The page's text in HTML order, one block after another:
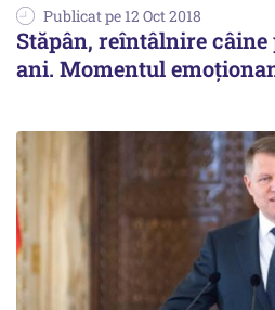
Publicat pe 12 Oct 2018
Stăpân, reîntâlnire
ani. Momentul